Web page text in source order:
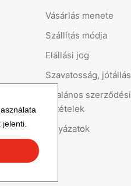
jelenti.
Vásárlás menete
Szállítás módja
Elállási jog
Szavatosság, jótállás
Általános szerződési
feltételek
Pályázatok